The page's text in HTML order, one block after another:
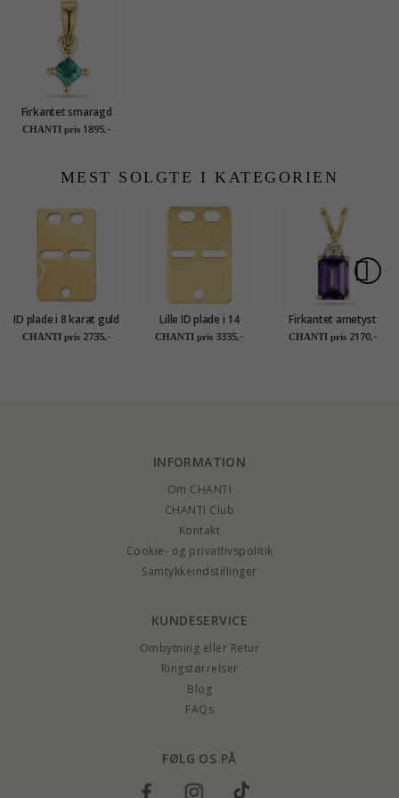
Firkantet smaragd
vedhæng i 9 karat
CHANTI pris 1895,-
MEST SOLGTE I KATEGORIEN
ID plade i 8 karat guld
CHANTI pris 2735,-
Lille ID plade i 14
karat guld
CHANTI pris 3335,-
Firkantet ametyst
diamantvedhæng i 9
CHANTI pris 2170,-
INFORMATION
Om CHANTI
CHANTI Club
Kontakt
Cookie- og privatlivspolitik
Samtykkeindstillinger
KUNDESERVICE
Ombytning eller Retur
Ringstørrelser
Blog
FAQs
FØLG OS PÅ